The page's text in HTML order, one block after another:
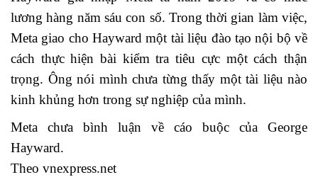
lương hàng năm sáu con số. Trong thời gian làm việc,
Meta giao cho Hayward một tài liệu đào tạo nội bộ về
cách thực hiện bài kiểm tra tiêu cực một cách thận
trọng. Ông nói mình chưa từng thấy một tài liệu nào
kinh khủng hơn trong sự nghiệp của mình.
Meta chưa bình luận về cáo buộc của George
Hayward.
Theo vnexpress.net